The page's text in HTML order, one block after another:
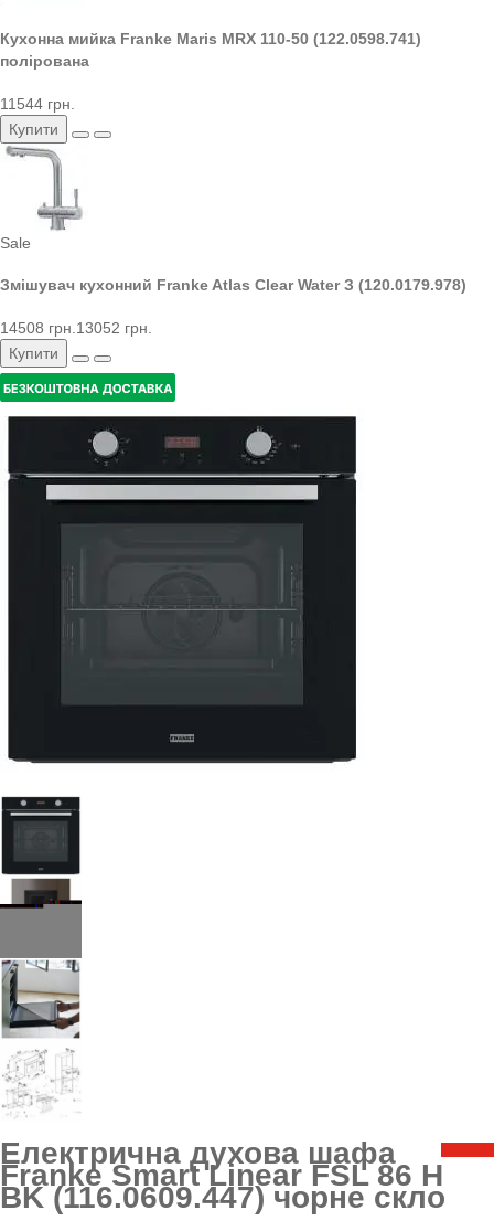
Кухонна мийка Franke Maris MRX 110-50 (122.0598.741)
полірована
11544 грн.
Купити
Sale
Змішувач кухонний Franke Atlas Clear Water З (120.0179.978)
14508 грн. 13052 грн.
Купити
Електрична духова шафа
Franke Smart Linear FSL 86 H
BK (116.0609.447) чорне скло